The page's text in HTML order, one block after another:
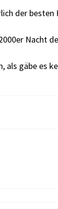
der besten
Nacht
als gäbe es